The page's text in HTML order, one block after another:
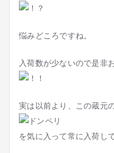
悩みどころですね。
入荷数が少ないので是非
実は以前より、この蔵元
を気に入って常に入荷し